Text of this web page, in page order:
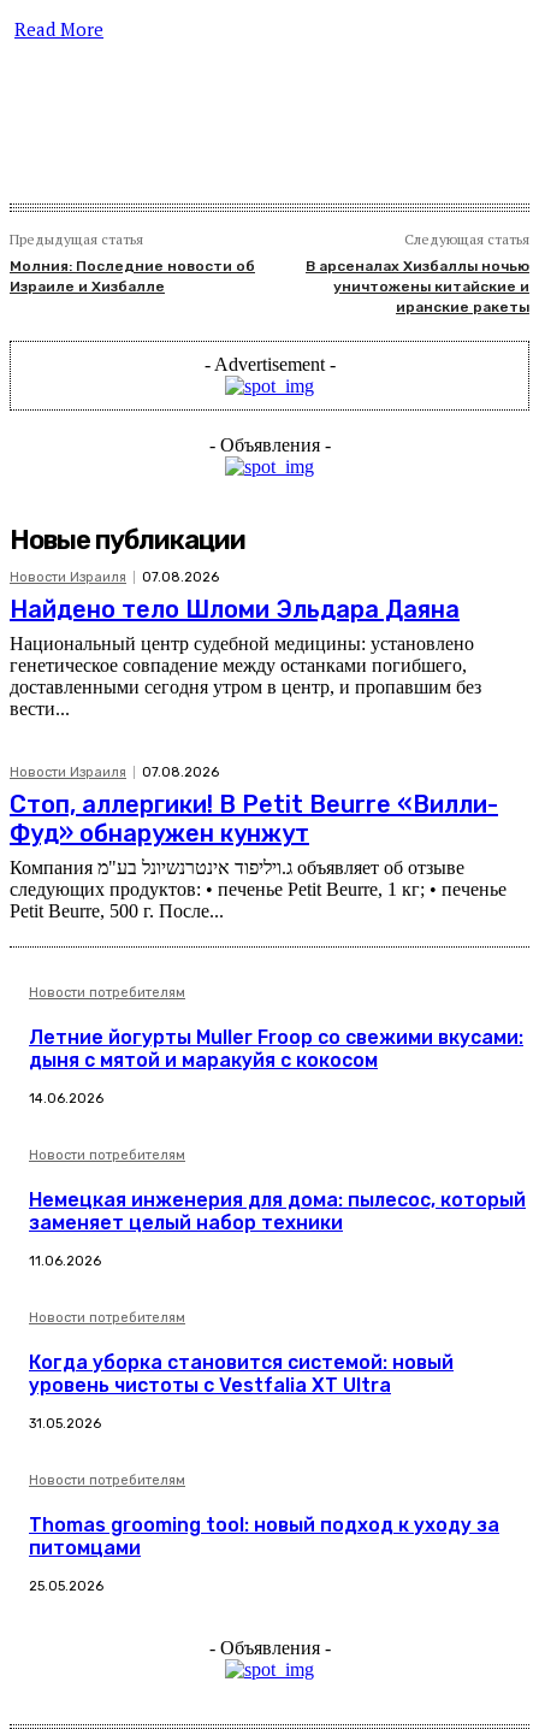
Read More
Предыдущая статья
Молния: Последние новости об
Израиле и Хизбалле
Следующая статья
В арсеналах Хизбаллы ночью
уничтожены китайские и
иранские ракеты
- Advertisement -
- Объявления -
Новые публикации
Новости Израиля 07.08.2026
Найдено тело Шломи Эльдара Даяна
Национальный центр судебной медицины: установлено
генетическое совпадение между останками погибшего,
доставленными сегодня утром в центр, и пропавшим без
вести...
Новости Израиля 07.08.2026
Стоп, аллергики! В Petit Beurre «Вилли-
Фуд» обнаружен кунжут
Компания ג.ויליפוד אינטרנשיונל בע"מ объявляет об отзыве
следующих продуктов: • печенье Petit Beurre, 1 кг; • печенье
Petit Beurre, 500 г. После...
Новости потребителям
Летние йогурты Muller Froop со свежими вкусами:
дыня с мятой и маракуйя с кокосом
14.06.2026
Новости потребителям
Немецкая инженерия для дома: пылесос, который
заменяет целый набор техники
11.06.2026
Новости потребителям
Когда уборка становится системой: новый
уровень чистоты с Vestfalia XT Ultra
31.05.2026
Новости потребителям
Thomas grooming tool: новый подход к уходу за
питомцами
25.05.2026
- Объявления -